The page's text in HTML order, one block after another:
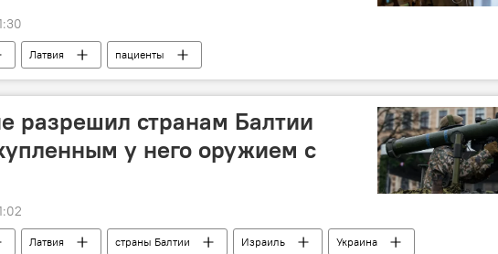
Латвия пациенты
разрешил странам Балтии
у него оружием с
Латвия страны Балтии Израиль
Украина